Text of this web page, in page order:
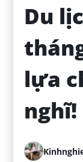
Du
lựa
nghĩ!